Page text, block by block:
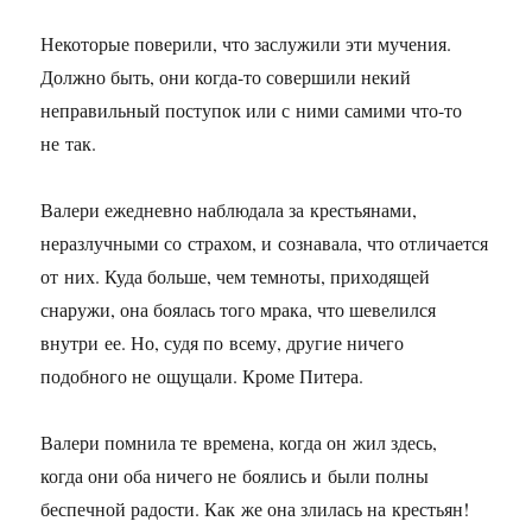
Некоторые поверили, что заслужили эти мучения.
Должно быть, они когда-то совершили некий
неправильный поступок или с ними самими что-то
не так.
Валери ежедневно наблюдала за крестьянами,
неразлучными со страхом, и сознавала, что отличается
от них. Куда больше, чем темноты, приходящей
снаружи, она боялась того мрака, что шевелился
внутри ее. Но, судя по всему, другие ничего
подобного не ощущали. Кроме Питера.
Валери помнила те времена, когда он жил здесь,
когда они оба ничего не боялись и были полны
беспечной радости. Как же она злилась на крестьян!